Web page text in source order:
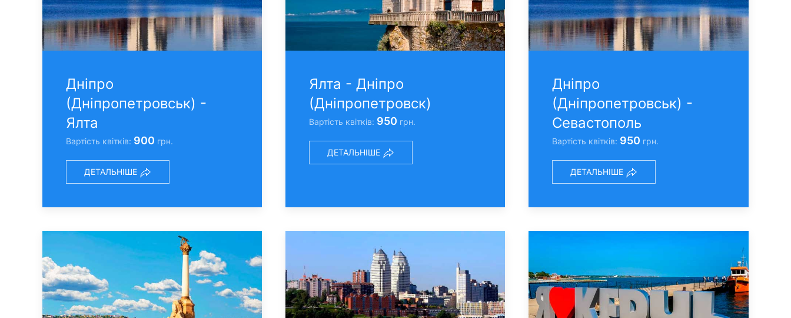
Днiпро
(Днiпропетровськ) -
Ялта
Вартість квітків: 900 грн.
ДЕТАЛЬНІШЕ
Ялта - Днiпро
(Днiпропетровск)
Вартість квітків: 950 грн.
ДЕТАЛЬНІШЕ
Днiпро
(Днiпропетровськ) -
Севастополь
Вартість квітків: 950 грн.
ДЕТАЛЬНІШЕ